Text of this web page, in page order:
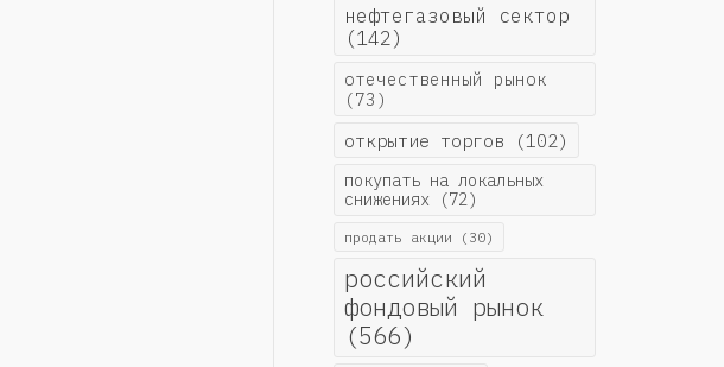
нефтегазовый сектор
(142)
отечественный рынок
(73)
открытие торгов (102)
покупать на локальных
снижениях(72)
продать акции (30)
российский
фондовый рынок
(566)